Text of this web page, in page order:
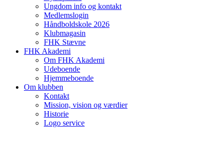
Ungdom info og kontakt
Medlemslogin
Håndboldskole 2026
Klubmagasin
FHK Stævne
FHK Akademi
Om FHK Akademi
Udeboende
Hjemmeboende
Om klubben
Kontakt
Mission, vision og værdier
Historie
Logo service